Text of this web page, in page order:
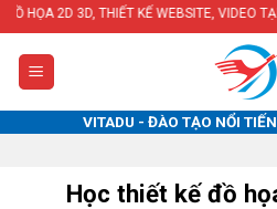
Skip
to
content
3D, THIẾT KẾ WEBSITE, VIDEO TẠI HÀ NỘI
VITADU - ĐÀO TẠO NỔI
Học thiết kế đồ